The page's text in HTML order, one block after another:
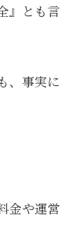
』とも言
、事実に
金や運営